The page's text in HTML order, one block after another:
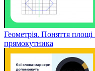
Геометрія. Поняття
прямокутника